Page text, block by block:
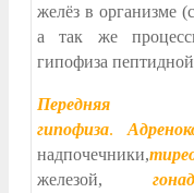
желёз в организме
а так же
гипофиза
гипофиза.
надпочечники,
железой,